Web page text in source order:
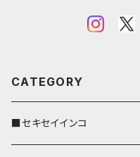
CATEGORY
■セキセイインコ